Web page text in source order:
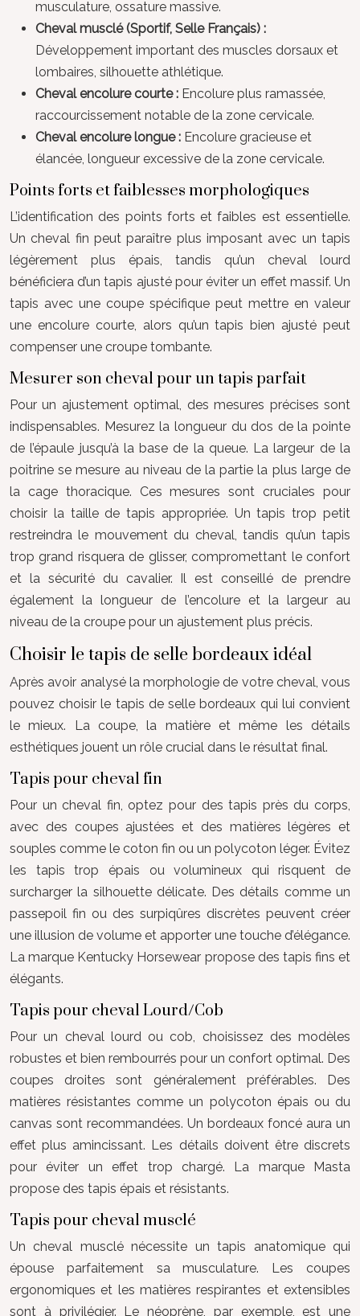
musculature, ossature massive.
Cheval musclé (Sportif, Selle Français) :
Développement important des muscles dorsaux et
lombaires, silhouette athlétique.
Cheval encolure courte : Encolure plus ramassée,
raccourcissement notable de la zone cervicale.
Cheval encolure longue : Encolure gracieuse et
élancée, longueur excessive de la zone cervicale.
Points forts et faiblesses morphologiques
L’identification des points forts et faibles est essentielle.
Un cheval fin peut paraître plus imposant avec un tapis
légèrement plus épais, tandis qu’un cheval lourd
bénéficiera d’un tapis ajusté pour éviter un effet massif. Un
tapis avec une coupe spécifique peut mettre en valeur
une encolure courte, alors qu’un tapis bien ajusté peut
compenser une croupe tombante.
Mesurer son cheval pour un tapis parfait
Pour un ajustement optimal, des mesures précises sont
indispensables. Mesurez la longueur du dos de la pointe
de l’épaule jusqu’à la base de la queue. La largeur de la
poitrine se mesure au niveau de la partie la plus large de
la cage thoracique. Ces mesures sont cruciales pour
choisir la taille de tapis appropriée. Un tapis trop petit
restreindra le mouvement du cheval, tandis qu’un tapis
trop grand risquera de glisser, compromettant le confort
et la sécurité du cavalier. Il est conseillé de prendre
également la longueur de l’encolure et la largeur au
niveau de la croupe pour un ajustement plus précis.
Choisir le tapis de selle bordeaux idéal
Après avoir analysé la morphologie de votre cheval, vous
pouvez choisir le tapis de selle bordeaux qui lui convient
le mieux. La coupe, la matière et même les détails
esthétiques jouent un rôle crucial dans le résultat final.
Tapis pour cheval fin
Pour un cheval fin, optez pour des tapis près du corps,
avec des coupes ajustées et des matières légères et
souples comme le coton fin ou un polycoton léger. Évitez
les tapis trop épais ou volumineux qui risquent de
surcharger la silhouette délicate. Des détails comme un
passepoil fin ou des surpiqûres discrètes peuvent créer
une illusion de volume et apporter une touche d’élégance.
La marque Kentucky Horsewear propose des tapis fins et
élégants.
Tapis pour cheval Lourd/Cob
Pour un cheval lourd ou cob, choisissez des modèles
robustes et bien rembourrés pour un confort optimal. Des
coupes droites sont généralement préférables. Des
matières résistantes comme un polycoton épais ou du
canvas sont recommandées. Un bordeaux foncé aura un
effet plus amincissant. Les détails doivent être discrets
pour éviter un effet trop chargé. La marque Masta
propose des tapis épais et résistants.
Tapis pour cheval musclé
Un cheval musclé nécessite un tapis anatomique qui
épouse parfaitement sa musculature. Les coupes
ergonomiques et les matières respirantes et extensibles
sont à privilégier. Le néoprène, par exemple, est une